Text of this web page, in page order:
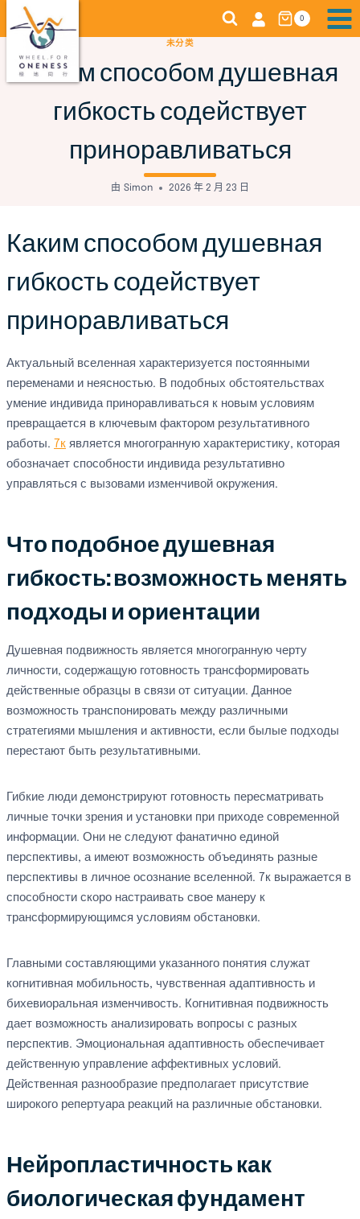
转
0
未分类
Каким способом душевная
гибкость содействует
приноравливаться
由 Simon 2026 年 2 月 23 日
Каким способом душевная
гибкость содействует
приноравливаться
Актуальный вселенная характеризуется постоянными
переменами и неясностью. В подобных обстоятельствах
умение индивида приноравливаться к новым условиям
превращается в ключевым фактором результативного
работы. 7к является многогранную характеристику, которая
обозначает способности индивида результативно
управляться с вызовами изменчивой окружения.
Что подобное душевная
гибкость: возможность менять
подходы и ориентации
Душевная подвижность является многогранную черту
личности, содержащую готовность трансформировать
действенные образцы в связи от ситуации. Данное
возможность транспонировать между различными
стратегиями мышления и активности, если былые подходы
перестают быть результативными.
Гибкие люди демонстрируют готовность пересматривать
личные точки зрения и установки при приходе современной
информации. Они не следуют фанатично единой
перспективы, а имеют возможность объединять разные
перспективы в личное осознание вселенной. 7к выражается в
способности скоро настраивать свое манеру к
трансформирующимся условиям обстановки.
Главными составляющими указанного понятия служат
когнитивная мобильность, чувственная адаптивность и
бихевиоральная изменчивость. Когнитивная подвижность
дает возможность анализировать вопросы с разных
перспектив. Эмоциональная адаптивность обеспечивает
действенную управление аффективных условий.
Действенная разнообразие предполагает присутствие
широкого репертуара реакций на различные обстановки.
Нейропластичность как
биологическая фундамент